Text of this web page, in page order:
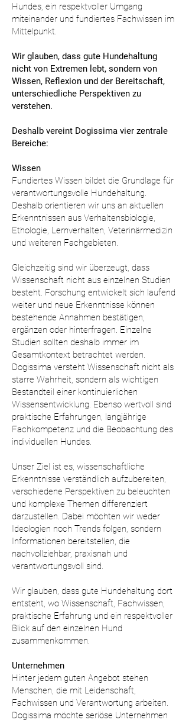
Hundes, ein respektvoller Umgang
miteinander und fundiertes Fachwissen im
Mittelpunkt.
Wir glauben, dass gute Hundehaltung
nicht von Extremen lebt, sondern von
Wissen, Reflexion und der Bereitschaft,
unterschiedliche Perspektiven zu
verstehen.
Deshalb vereint Dogissima vier zentrale
Bereiche:
Wissen
Fundiertes Wissen bildet die Grundlage für
verantwortungsvolle Hundehaltung.
Deshalb orientieren wir uns an aktuellen
Erkenntnissen aus Verhaltensbiologie,
Ethologie, Lernverhalten, Veterinärmedizin
und weiteren Fachgebieten.
Gleichzeitig sind wir überzeugt, dass
Wissenschaft nicht aus einzelnen Studien
besteht. Forschung entwickelt sich laufend
weiter und neue Erkenntnisse können
bestehende Annahmen bestätigen,
ergänzen oder hinterfragen. Einzelne
Studien sollten deshalb immer im
Gesamtkontext betrachtet werden.
Dogissima versteht Wissenschaft nicht als
starre Wahrheit, sondern als wichtigen
Bestandteil einer kontinuierlichen
Wissensentwicklung. Ebenso wertvoll sind
praktische Erfahrungen, langjährige
Fachkompetenz und die Beobachtung des
individuellen Hundes.
Unser Ziel ist es, wissenschaftliche
Erkenntnisse verständlich aufzubereiten,
verschiedene Perspektiven zu beleuchten
und komplexe Themen differenziert
darzustellen. Dabei möchten wir weder
Ideologien noch Trends folgen, sondern
Informationen bereitstellen, die
nachvollziehbar, praxisnah und
verantwortungsvoll sind.
Wir glauben, dass gute Hundehaltung dort
entsteht, wo Wissenschaft, Fachwissen,
praktische Erfahrung und ein respektvoller
Blick auf den einzelnen Hund
zusammenkommen.
Unternehmen
Hinter jedem guten Angebot stehen
Menschen, die mit Leidenschaft,
Fachwissen und Verantwortung arbeiten.
Dogissima möchte seriöse Unternehmen